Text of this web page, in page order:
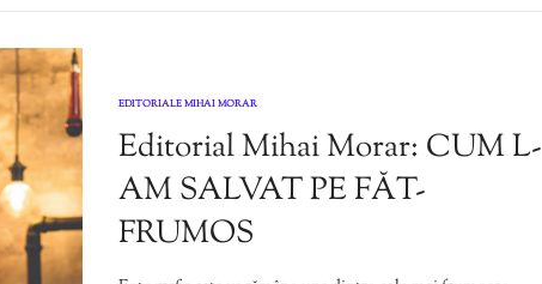
EDITORIALE MIHAI MORAR
Editorial Mihai Morar: CUM L-
AM SALVAT PE FĂT-
FRUMOS